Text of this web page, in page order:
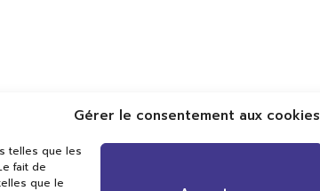
Gérer le consentement aux cookies
telles que les
fait de
que le
Val TV